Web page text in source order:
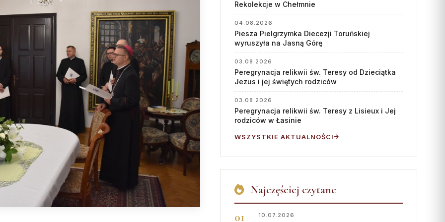
Wydawnictwo KONTAKT
Dane kurii
Msze święte online
Kalendarz liturgiczny
Droga Neokatechumenalna
Grupy Modlitwy Ojca Pio
Żywy Różaniec
Wspólnota Krwi Chrystusa
Franciszkański Zakon
Świeckich
Skauci Króla
Bractwo św. Józefa
Rekolekcje w Chełmnie
04.08.2026
Piesza Pielgrzymka Diecezji Toruńskiej
wyruszyła na Jasną Górę
03.08.2026
Peregrynacja relikwii św. Teresy od Dzieciątka
Jezus i jej świętych rodziców
03.08.2026
Peregrynacja relikwii św. Teresy z Lisieux i Jej
rodziców w Łasinie
WSZYSTKIE AKTUALNOŚCI
Najczęściej czytane
10.07.2026